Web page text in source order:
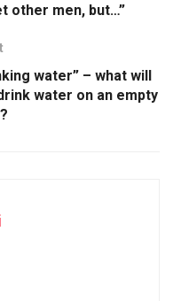
other men, but…”
water” – what will
water on an empty